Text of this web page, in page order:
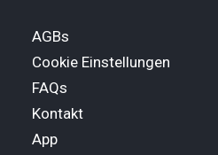
AGBs
Cookie Einstellungen
FAQs
Kontakt
App